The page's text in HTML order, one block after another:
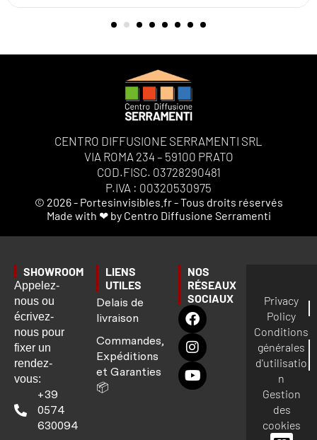
CENTRO DIFFUSIONE SERRAMENTI SRL
VIA ROMA 234 – 59100 PRATO
COD.FISC. 03728290481
P.IVA : 00320530975
© 2026 - Portesinvisibles.fr - Tous droits réservés
Made with ❤ by Centro Diffusione Serramenti
SHOWROOM
Appelez-
nous ou
écrivez-
nous pour
fixer un
rendez-
vous:
+39
0574
630094
LIENS
UTILES
Delais de
livraison
Commandes,
Expéditions
et Garanties
📦
NOS
RÉSEAUX
SOCIAUX
Privacy
Policy
Conditions
générales
d'utilisatio
n
Gestion
des
cookies